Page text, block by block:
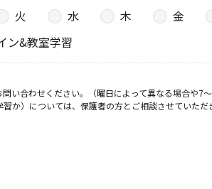
火 水 木 金
ン&教室学習
合わせください。（曜日によって異なる場合や7
）については、保護者の方とご相談させていただ